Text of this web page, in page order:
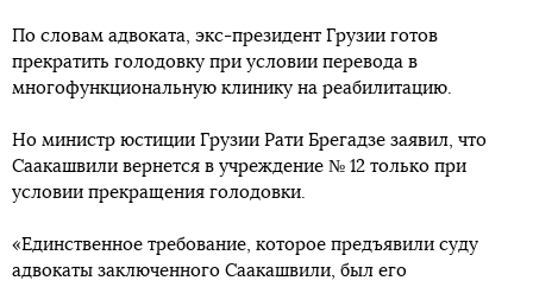
По словам адвоката, экс-президент Грузии готов
прекратить голодовку при условии перевода в
многофункциональную клинику на реабилитацию.
Но министр юстиции Грузии Рати Брегадзе заявил, что
Саакашвили вернется в учреждение № 12 только при
условии прекращения голодовки.
«Единственное требование, которое предъявили суду
адвокаты заключенного Саакашвили, был его